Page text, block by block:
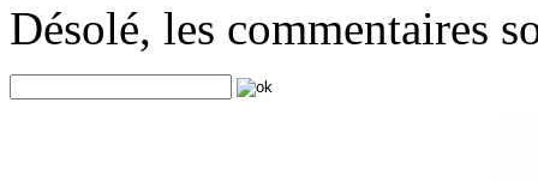
Désolé, les commentaires